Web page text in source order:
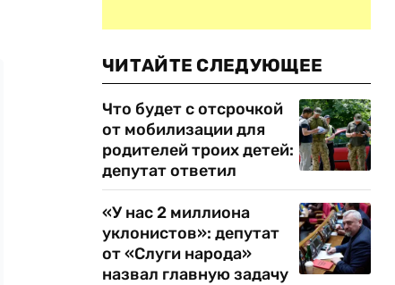
ЧИТАЙТЕ СЛЕДУЮЩЕЕ
Что будет с отсрочкой
от мобилизации для
родителей троих детей:
депутат ответил
«У нас 2 миллиона
уклонистов»: депутат
от «Слуги народа»
назвал главную задачу